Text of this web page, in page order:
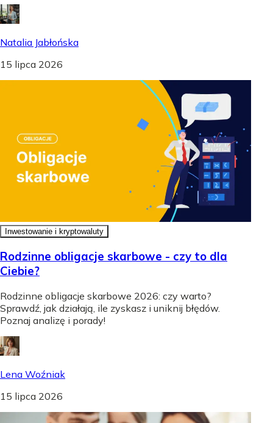
Natalia Jabłońska
15 lipca 2026
Inwestowanie i kryptowaluty
Rodzinne obligacje skarbowe - czy to dla
Ciebie?
Rodzinne obligacje skarbowe 2026: czy warto?
Sprawdź, jak działają, ile zyskasz i uniknij błędów.
Poznaj analizę i porady!
Lena Woźniak
15 lipca 2026